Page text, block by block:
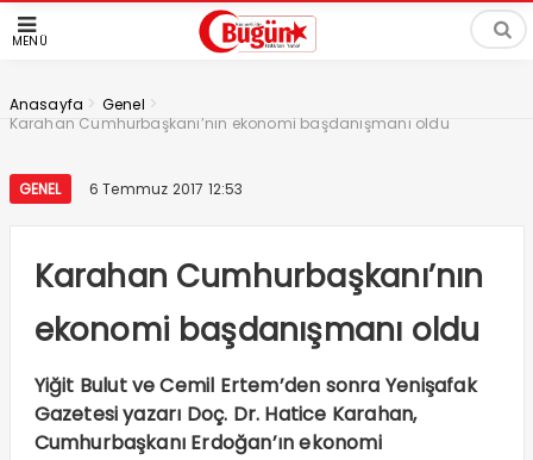
MENÜ
Anasayfa > Genel >
Karahan Cumhurbaşkanı’nın ekonomi başdanışmanı oldu
GENEL 6 Temmuz 2017 12:53
Karahan Cumhurbaşkanı’nın
ekonomi başdanışmanı oldu
Yiğit Bulut ve Cemil Ertem’den sonra Yenişafak
Gazetesi yazarı Doç. Dr. Hatice Karahan,
Cumhurbaşkanı Erdoğan’ın ekonomi